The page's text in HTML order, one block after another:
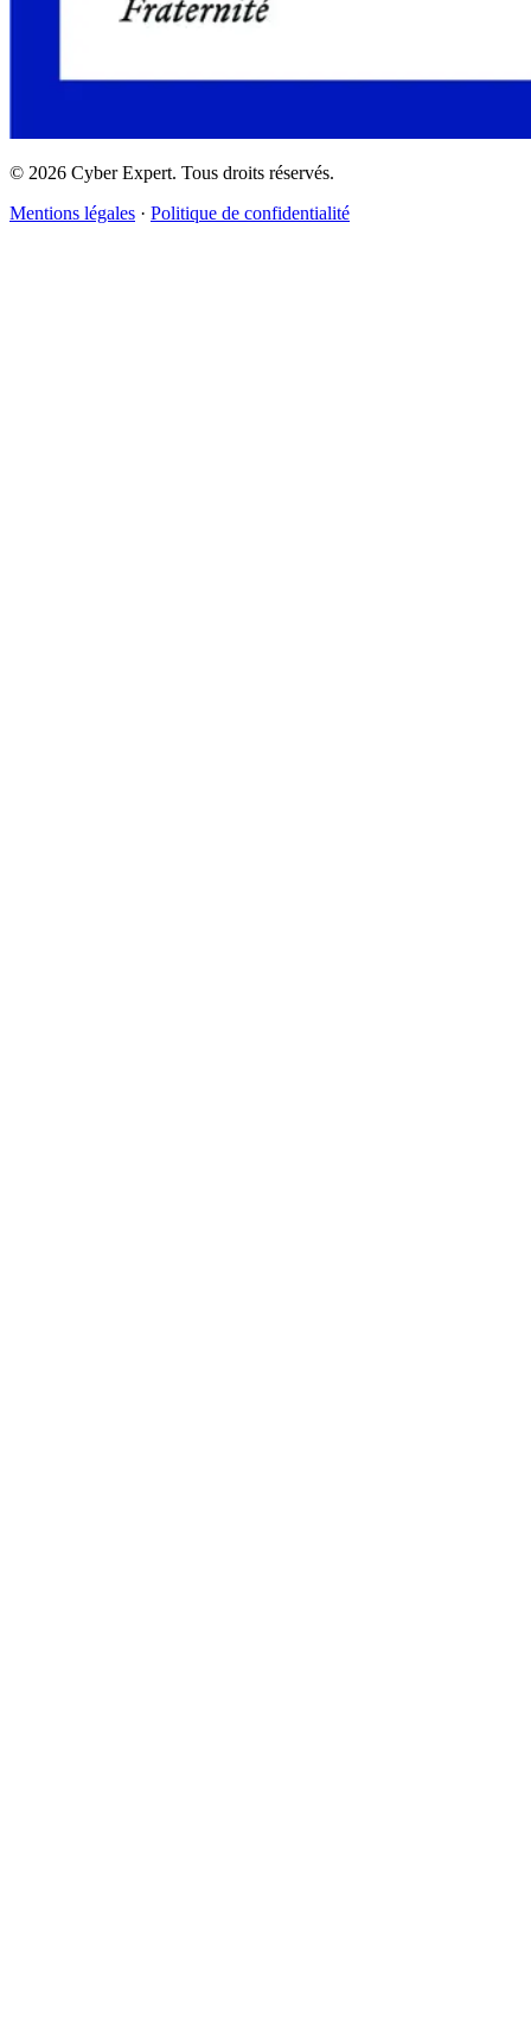
© 2026 Cyber Expert. Tous droits réservés.
Mentions légales · Politique de confidentialité